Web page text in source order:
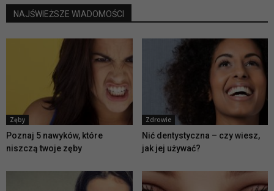
NAJŚWIEŻSZE WIADOMOŚCI
Zęby
Poznaj 5 nawyków, które
niszczą twoje zęby
Zdrowie
Nić dentystyczna – czy wiesz,
jak jej używać?